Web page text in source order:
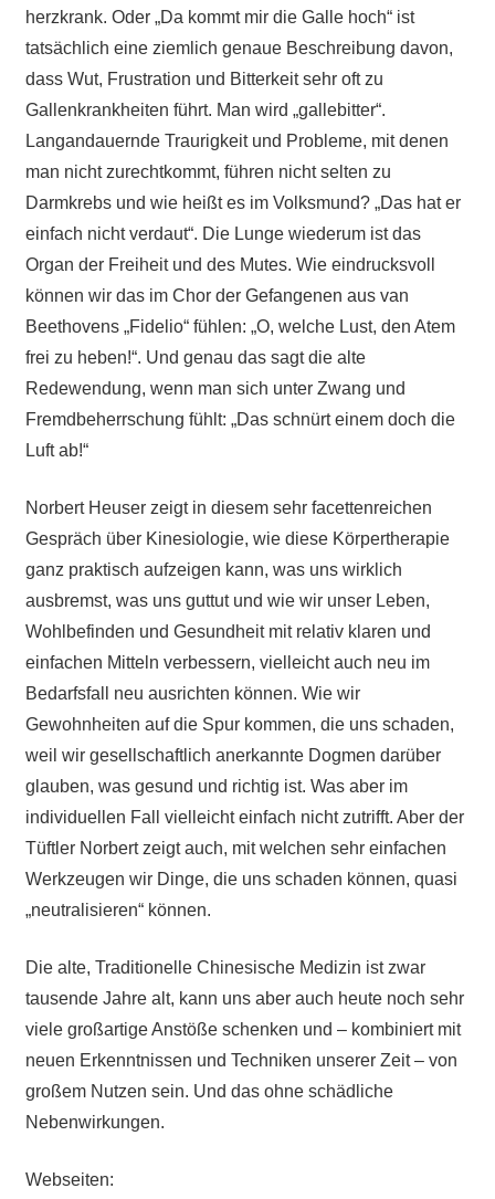
herzkrank. Oder „Da kommt mir die Galle hoch“ ist
tatsächlich eine ziemlich genaue Beschreibung davon,
dass Wut, Frustration und Bitterkeit sehr oft zu
Gallenkrankheiten führt. Man wird „gallebitter“.
Langandauernde Traurigkeit und Probleme, mit denen
man nicht zurechtkommt, führen nicht selten zu
Darmkrebs und wie heißt es im Volksmund? „Das hat er
einfach nicht verdaut“. Die Lunge wiederum ist das
Organ der Freiheit und des Mutes. Wie eindrucksvoll
können wir das im Chor der Gefangenen aus van
Beethovens „Fidelio“ fühlen: „O, welche Lust, den Atem
frei zu heben!“. Und genau das sagt die alte
Redewendung, wenn man sich unter Zwang und
Fremdbeherrschung fühlt: „Das schnürt einem doch die
Luft ab!“
Norbert Heuser zeigt in diesem sehr facettenreichen
Gespräch über Kinesiologie, wie diese Körpertherapie
ganz praktisch aufzeigen kann, was uns wirklich
ausbremst, was uns guttut und wie wir unser Leben,
Wohlbefinden und Gesundheit mit relativ klaren und
einfachen Mitteln verbessern, vielleicht auch neu im
Bedarfsfall neu ausrichten können. Wie wir
Gewohnheiten auf die Spur kommen, die uns schaden,
weil wir gesellschaftlich anerkannte Dogmen darüber
glauben, was gesund und richtig ist. Was aber im
individuellen Fall vielleicht einfach nicht zutrifft. Aber der
Tüftler Norbert zeigt auch, mit welchen sehr einfachen
Werkzeugen wir Dinge, die uns schaden können, quasi
„neutralisieren“ können.
Die alte, Traditionelle Chinesische Medizin ist zwar
tausende Jahre alt, kann uns aber auch heute noch sehr
viele großartige Anstöße schenken und – kombiniert mit
neuen Erkenntnissen und Techniken unserer Zeit – von
großem Nutzen sein. Und das ohne schädliche
Nebenwirkungen.
Webseiten: